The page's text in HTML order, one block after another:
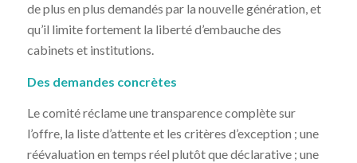
de plus en plus demandés par la nouvelle génération, et
qu’il limite fortement la liberté d’embauche des
cabinets et institutions.
Des demandes concrètes
Le comité réclame une transparence complète sur
l’offre, la liste d’attente et les critères d’exception ; une
réévaluation en temps réel plutôt que déclarative ; une